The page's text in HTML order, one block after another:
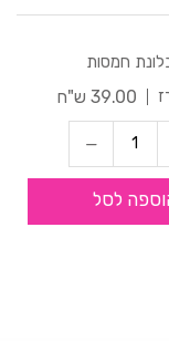
חמסות
39.00 ש"ח
לסל